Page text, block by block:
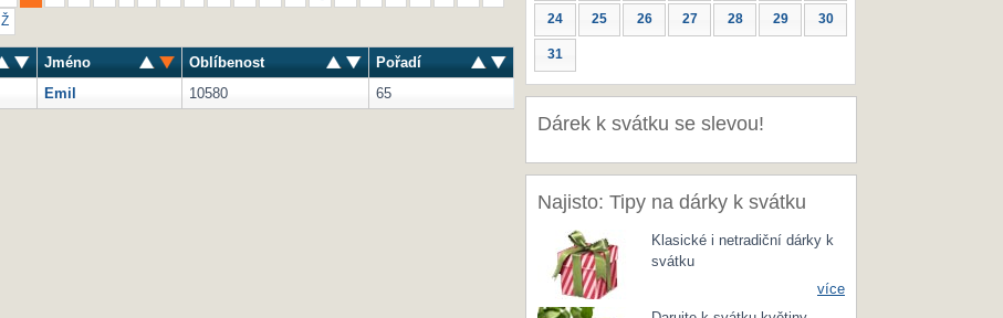
Ž
Jméno Oblíbenost
Pořadí
Emil 10580 65
24 25 26 27 28 29 30
31
Dárek k svátku se slevou!
Najisto: Tipy na dárky k svátku
Klasické i netradiční dárky k
svátku
více